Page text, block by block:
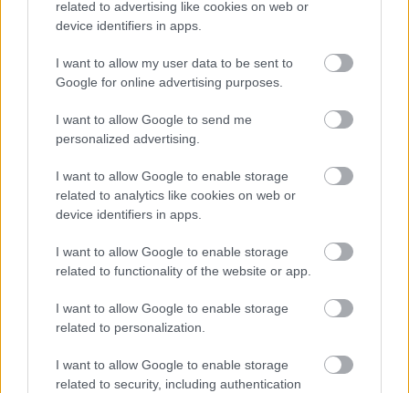
related to advertising like cookies on web or
device identifiers in apps.
I want to allow my user data to be sent to
Google for online advertising purposes.
I want to allow Google to send me
personalized advertising.
I want to allow Google to enable storage
related to analytics like cookies on web or
device identifiers in apps.
I want to allow Google to enable storage
related to functionality of the website or app.
I want to allow Google to enable storage
related to personalization.
I want to allow Google to enable storage
related to security, including authentication
Το AIF τελεί υπό την αιγίδα της Α.Ε. του